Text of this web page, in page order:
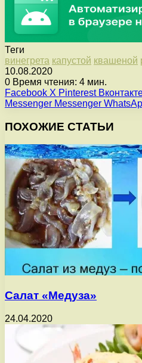
Теги
винегрета капустой квашеной
10.08.2020
0 Время чтения: 4 мин.
Facebook X Pinterest
Messenger Messenger
ПОХОЖИЕ СТАТЬИ
Салат «Медуза»
24.04.2020